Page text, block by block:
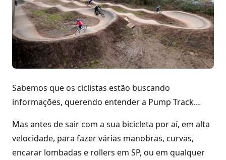
Sabemos que os ciclistas estão buscando
informações, querendo entender a Pump Track…
Mas antes de sair com a sua bicicleta por aí, em alta
velocidade, para fazer várias manobras, curvas,
encarar lombadas e rollers em SP, ou em qualquer